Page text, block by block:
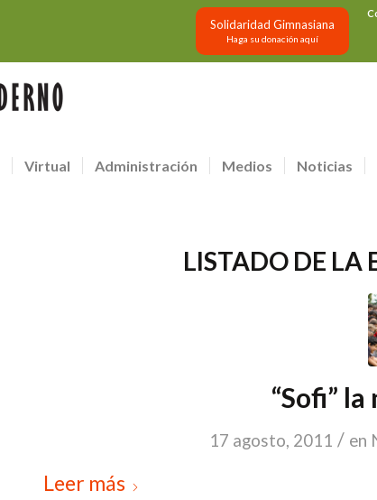
Solidaridad Gimnasiana
Haga su donación aquí
Virtual Administración Medios Noticias
LISTADO DE LA
“Sofi”
17 agosto, 2011 / en
Leer más